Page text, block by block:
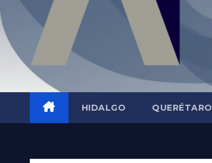
HIDALGO QUERÉTARO